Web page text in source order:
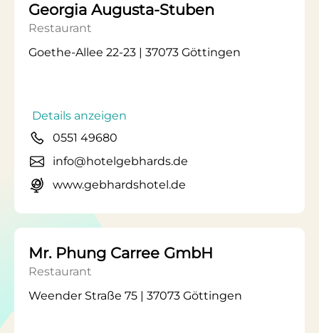
Georgia Augusta-Stuben
Restaurant
Goethe-Allee 22-23 | 37073 Göttingen
Details anzeigen
0551 49680
info@hotelgebhards.de
www.gebhardshotel.de
Mr. Phung Carree GmbH
Restaurant
Weender Straße 75 | 37073 Göttingen